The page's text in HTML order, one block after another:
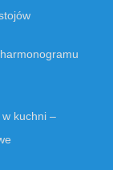
kuchni –